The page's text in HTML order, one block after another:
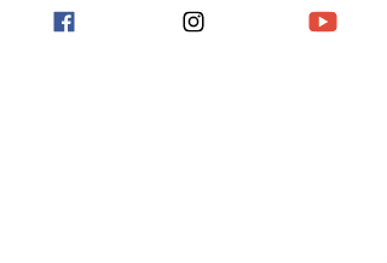
příležitostí zažít jedinečnou